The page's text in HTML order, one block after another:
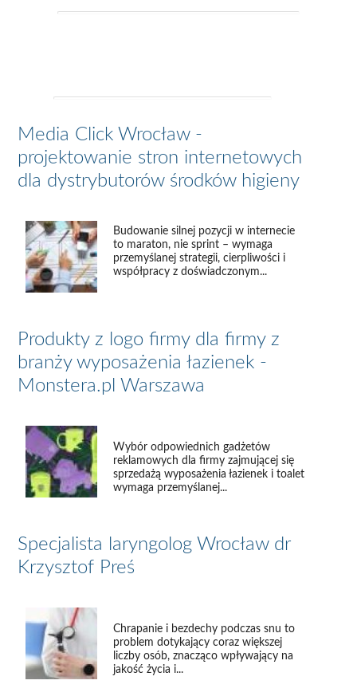
Media Click Wrocław -
projektowanie stron internetowych
dla dystrybutorów środków higieny
Budowanie silnej pozycji w internecie
to maraton, nie sprint – wymaga
przemyślanej strategii, cierpliwości i
współpracy z doświadczonym...
Produkty z logo firmy dla firmy z
branży wyposażenia łazienek -
Monstera.pl Warszawa
Wybór odpowiednich gadżetów
reklamowych dla firmy zajmującej się
sprzedażą wyposażenia łazienek i toalet
wymaga przemyślanej...
Specjalista laryngolog Wrocław dr
Krzysztof Preś
Chrapanie i bezdechy podczas snu to
problem dotykający coraz większej
liczby osób, znacząco wpływający na
jakość życia i...